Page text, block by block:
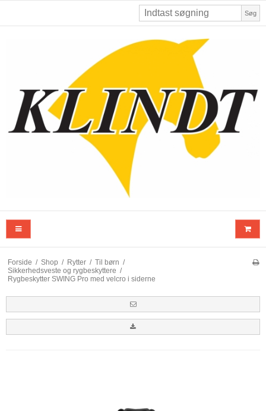
Søg
Forside / Shop / Rytter / Til børn /
Sikkerhedsveste og rygbeskyttere /
Rygbeskytter SWING Pro med velcro i siderne